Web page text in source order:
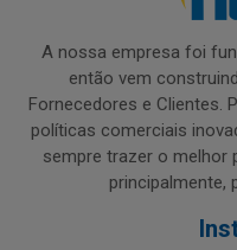
A nossa empresa foi
então vem
Fornecedores e Clientes.
políticas comerciais
sempre trazer o melhor
principalmente,